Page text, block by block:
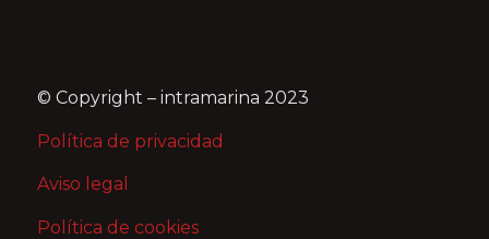
© Copyright – intramarina 2023
Política de privacidad
Aviso legal
Política de cookies